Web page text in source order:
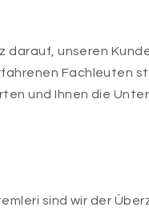
darauf, unseren
Fachleuten
und Ihnen die
sind wir der